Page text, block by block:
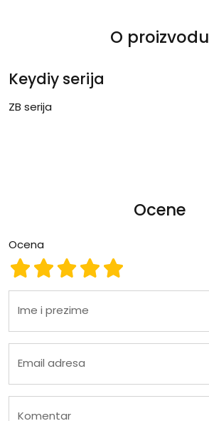
O proizvodu
Keydiy serija
ZB serija
Ocene
Ocena
Ocena 5
Ocena 4
Ocena 3
Ocena 2
Ocena 1
Ime i prezime
Email adresa
Komentar